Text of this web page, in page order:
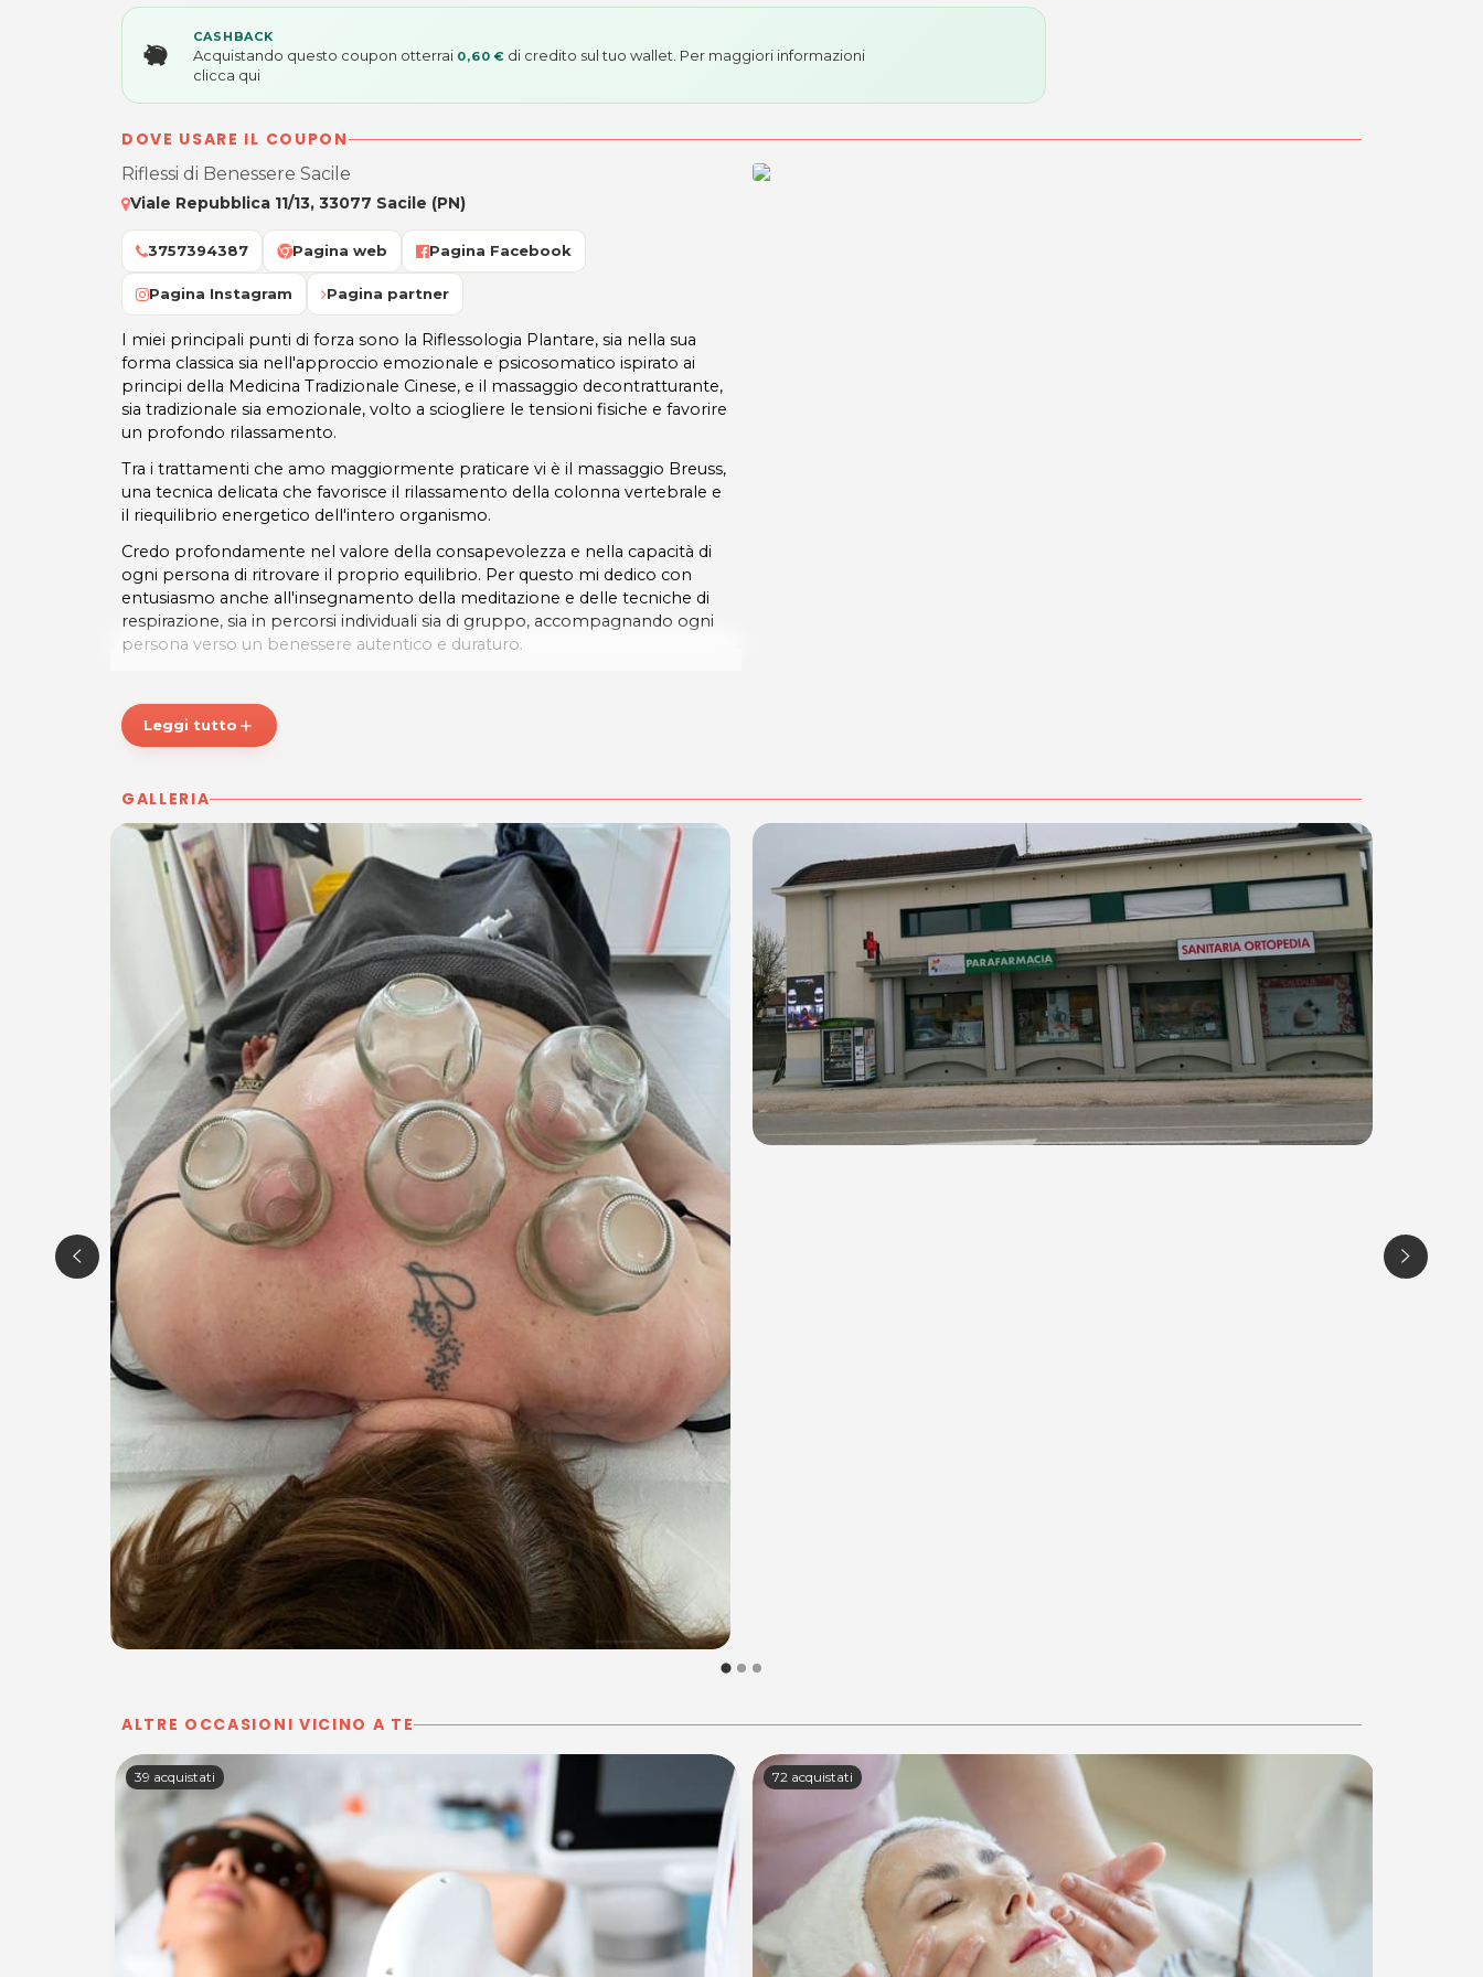
CASHBACK
Acquistando questo coupon otterrai 0,60 € di credito sul tuo wallet. Per maggiori informazioni
clicca qui
DOVE USARE IL COUPON
Riflessi di Benessere Sacile
Viale Repubblica 11/13, 33077 Sacile (PN)
3757394387 Pagina web Pagina Facebook
Pagina Instagram Pagina partner
I miei principali punti di forza sono la Riflessologia Plantare, sia nella sua
forma classica sia nell'approccio emozionale e psicosomatico ispirato ai
principi della Medicina Tradizionale Cinese, e il massaggio decontratturante,
sia tradizionale sia emozionale, volto a sciogliere le tensioni fisiche e favorire
un profondo rilassamento.
Tra i trattamenti che amo maggiormente praticare vi è il massaggio Breuss,
una tecnica delicata che favorisce il rilassamento della colonna vertebrale e
il riequilibrio energetico dell'intero organismo.
Credo profondamente nel valore della consapevolezza e nella capacità di
ogni persona di ritrovare il proprio equilibrio. Per questo mi dedico con
entusiasmo anche all'insegnamento della meditazione e delle tecniche di
respirazione, sia in percorsi individuali sia di gruppo, accompagnando ogni
persona verso un benessere autentico e duraturo.
ORARI SEDE DI SACILE
Su appuntamento.
Sede 1: Via del Troi, 39 - 33170 Pordenone - c/o Parafarmacia Ortopedia
Sanitaria Dott.ssa Merlo
Sede 2: Viale Repubblica, 11/13 - 33077 Sacile (PN) - c/o Parafarmacia Casa
del Benessere
Sede 3: Via Piave, 28 - 33033 Codroipo (UD) - c/o Parafarmacia Dott.ssa
Pesce Maria - Sanitaria Ortopedia
Sede 4 : Via Ilaria Alpi, 1/a - 33082 Azzano X (PN) - c/o Parafarmacia Casa del
Benessere
Tel. 375 7394387
P.IVA 01982080937
Per ulteriori informazioni sull'offerta o sulle modalità di acquisto scrivi
aposta@espevia.it
Leggi tutto add
GALLERIA
ALTRE OCCASIONI VICINO A TE
39 acquistati 72 acquistati